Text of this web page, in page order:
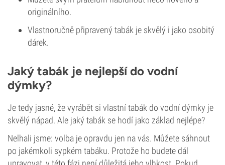
originálního.
Vlastnoručně připravený tabák je skvělý i jako osobitý
dárek.
Jaký tabák je nejlepší do vodní
dýmky?
Je tedy jasné, že vyrábět si vlastní tabák do vodní dýmky je
skvělý nápad. Ale jaký tabák se hodí jako základ nejlépe?
Nelhali jsme: volba je opravdu jen na vás. Můžete sáhnout
po jakémkoli sypkém tabáku. Protože ho budete dál